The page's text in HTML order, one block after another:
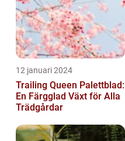
12 januari 2024
Trailing Queen Palettblad:
En Färgglad Växt för Alla
Trädgårdar